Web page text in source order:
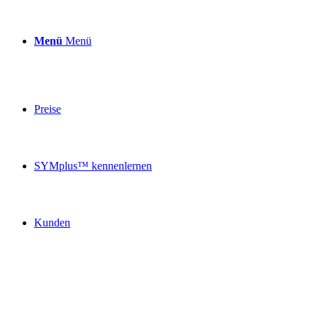
Menü Menü
Preise
SYMplus™ kennenlernen
Kunden